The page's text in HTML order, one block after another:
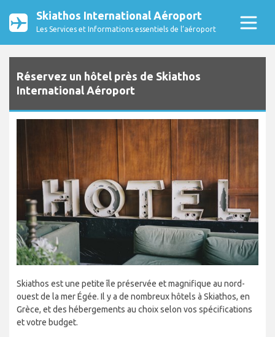
Skiathos International Aéroport
Les Services et Informations essentiels de l’aéroport
Réservez un hôtel près de Skiathos
International Aéroport
Skiathos est une petite île préservée et magnifique au nord-
ouest de la mer Égée. Il y a de nombreux hôtels à Skiathos, en
Grèce, et des hébergements au choix selon vos spécifications
et votre budget.